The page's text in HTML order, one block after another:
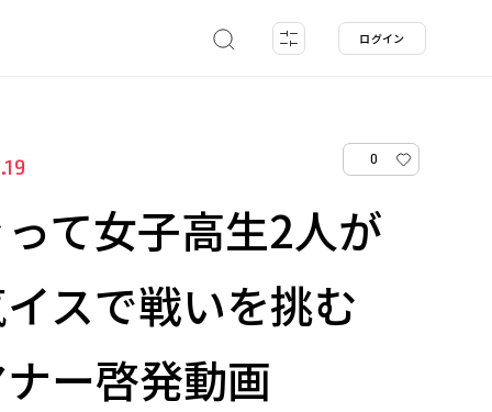
ログイン
0
て女子高生2人が
スで戦いを挑む
ー啓発動画